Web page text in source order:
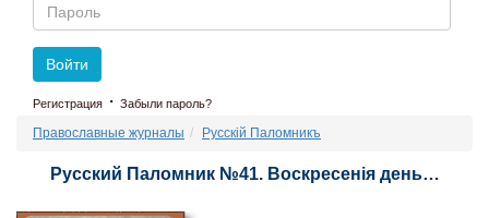
Войти
Регистрация · Забыли пароль?
Православные журналы Русскiй Паломникъ
Русский Паломник №41. Воскресенiя день…